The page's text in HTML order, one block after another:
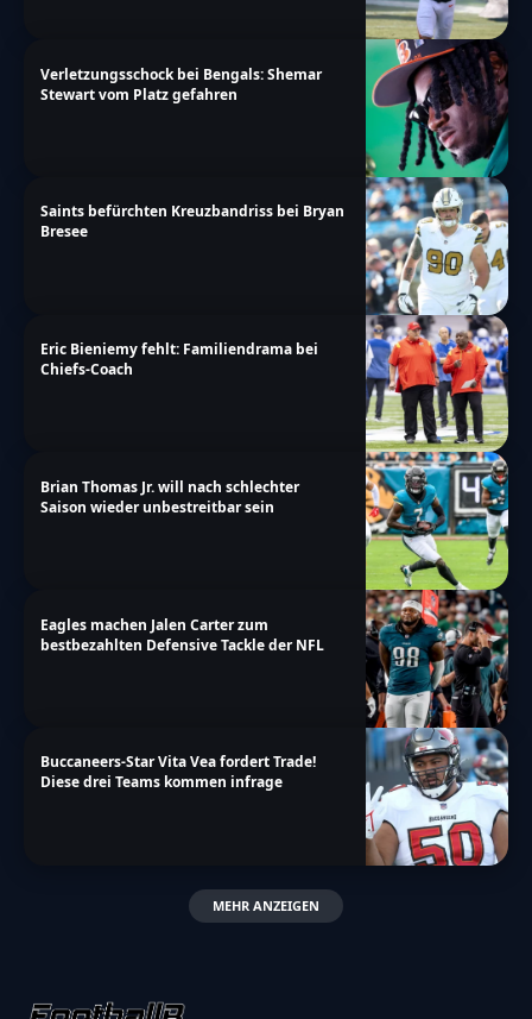
Verletzungsschock bei Bengals: Shemar
Stewart vom Platz gefahren
Saints befürchten Kreuzbandriss bei Bryan
Bresee
Eric Bieniemy fehlt: Familiendrama bei
Chiefs-Coach
Brian Thomas Jr. will nach schlechter
Saison wieder unbestreitbar sein
Eagles machen Jalen Carter zum
bestbezahlten Defensive Tackle der NFL
Buccaneers-Star Vita Vea fordert Trade!
Diese drei Teams kommen infrage
MEHR ANZEIGEN